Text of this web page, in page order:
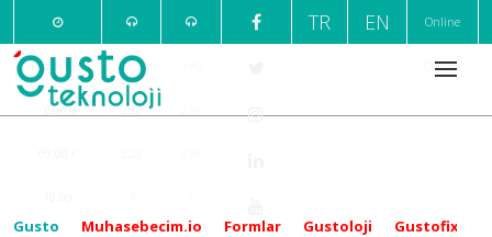
Pazartesi
- Cuma
+90
232
TR EN Online
Ödeme
Gusto Muhasebecim.io
Formlar
Gustoloji Gustofix